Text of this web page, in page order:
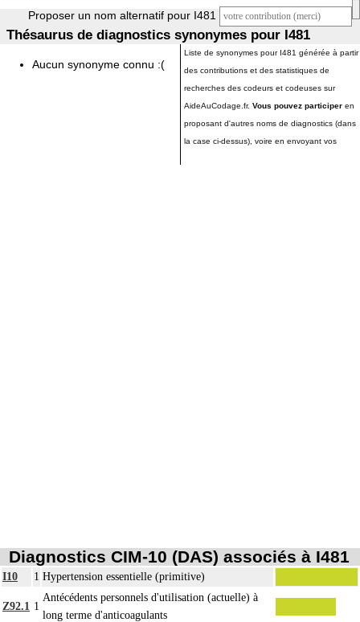
Proposer un nom alternatif pour I481
Thésaurus de diagnostics synonymes pour I481
Aucun synonyme connu :(
Liste de synonymes pour I481 générée à partir
des contributions et des statistiques de
recherches des codeurs et codeuses sur
AideAuCodage.fr. Vous pouvez participer en
proposant d'autres noms de diagnostics (dans
la case ci-dessus), voire en envoyant vos
Diagnostics CIM-10 (DAS) associés à I481
I10 1 Hypertension essentielle (primitive)
Z92.1 1
Antécédents personnels d'utilisation (actuelle) à
long terme d'anticoagulants